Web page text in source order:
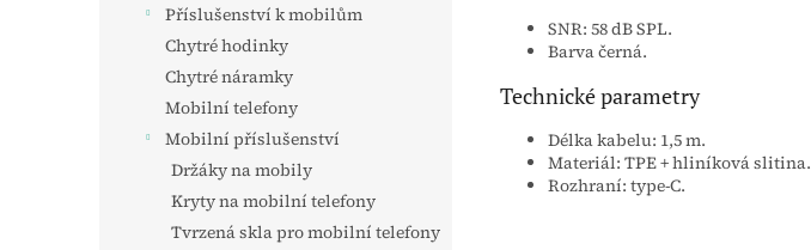
Příslušenství k mobilům
Chytré hodinky
Chytré náramky
Mobilní telefony
Mobilní příslušenství
Držáky na mobily
Kryty na mobilní telefony
Tvrzená skla pro mobilní telefony
SNR: 58 dB SPL.
Barva černá.
Technické parametry
Délka kabelu: 1,5 m.
Materiál: TPE + hliníková slitina.
Rozhraní: type-C.